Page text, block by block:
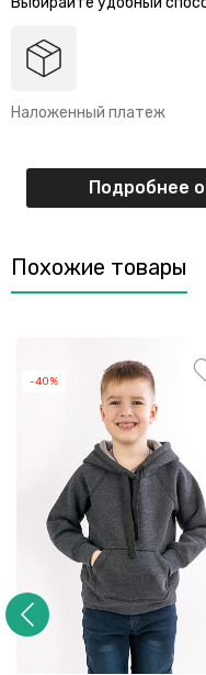
Наложенный платеж
Подробнее
Похожие товары
-40%